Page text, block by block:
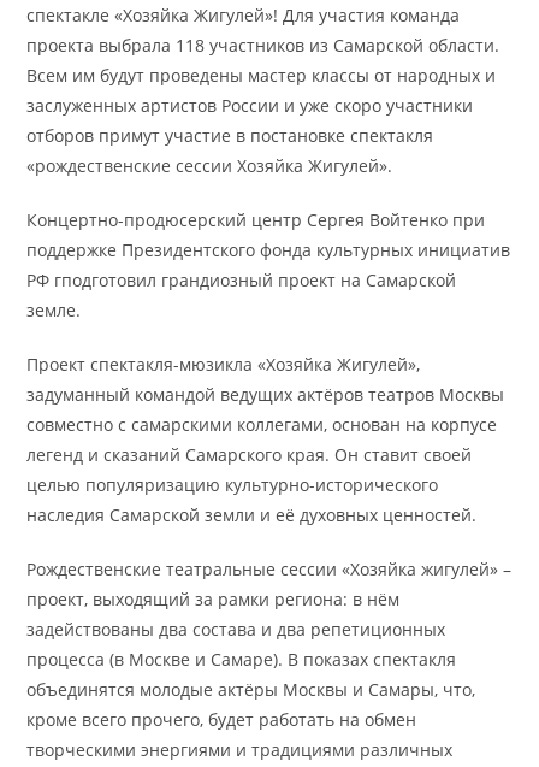
спектакле «Хозяйка Жигулей»! Для участия команда
проекта выбрала 118 участников из Самарской области.
Всем им будут проведены мастер классы от народных и
заслуженных артистов России и уже скоро участники
отборов примут участие в постановке спектакля
«рождественские сессии Хозяйка Жигулей».
Концертно-продюсерский центр Сергея Войтенко при
поддержке Президентского фонда культурных инициатив
РФ гподготовил грандиозный проект на Самарской
земле.
Проект спектакля-мюзикла «Хозяйка Жигулей»,
задуманный командой ведущих актёров театров Москвы
совместно с самарскими коллегами, основан на корпусе
легенд и сказаний Самарского края. Он ставит своей
целью популяризацию культурно-исторического
наследия Самарской земли и её духовных ценностей.
Рождественские театральные сессии «Хозяйка жигулей» –
проект, выходящий за рамки региона: в нём
задействованы два состава и два репетиционных
процесса (в Москве и Самаре). В показах спектакля
объединятся молодые актёры Москвы и Самары, что,
кроме всего прочего, будет работать на обмен
творческими энергиями и традициями различных